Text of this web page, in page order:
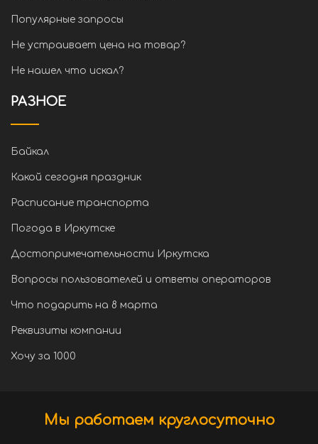
Популярные запросы
Не устраивает цена на товар?
Не нашел что искал?
РАЗНОЕ
Байкал
Какой сегодня праздник
Расписание транспорта
Погода в Иркутске
Достопримечательности Иркутска
Вопросы пользователей и ответы операторов
Что подарить на 8 марта
Реквизиты компании
Хочу за 1000
Мы работаем круглосуточно